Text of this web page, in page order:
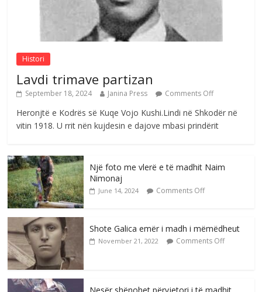
Postim me vlera nga artistja e mirëfilltë
Mimoza Gjoni
August 6, 2026 Comments Off
Histori
Lavdi trimave partizan
September 18, 2024 Janina Press Comments Off
Heronjtë e Kodrës së Kuqe Vojo Kushi.Lindi në Shkodër në
vitin 1918. U rrit nën kujdesin e dajove mbasi prindërit
Një foto me vlerë e të madhit Naim
Nimonaj
June 14, 2024 Comments Off
Shote Galica emër i madh i mëmëdheut
November 21, 2022 Comments Off